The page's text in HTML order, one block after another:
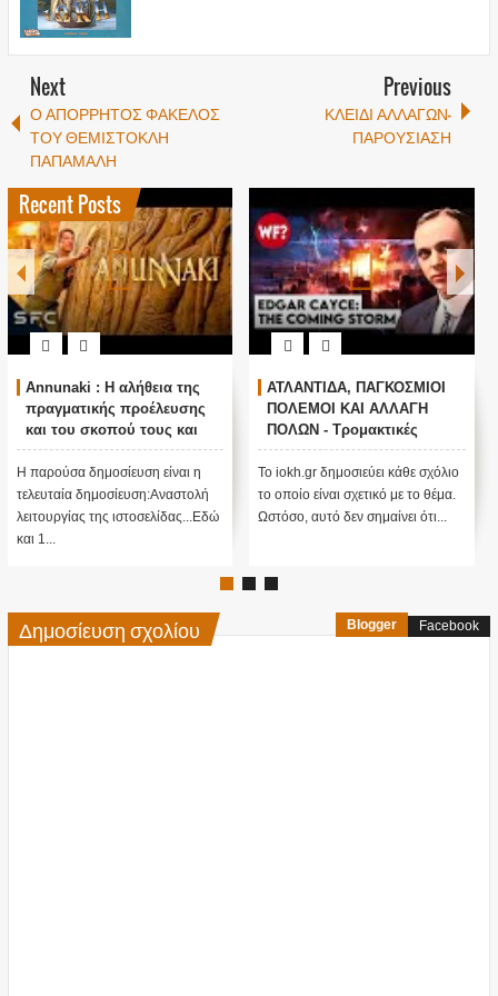
Next
Ο ΑΠΟΡΡΗΤΟΣ ΦΑΚΕΛΟΣ
ΤΟΥ ΘΕΜΙΣΤΟΚΛΗ
ΠΑΠΑΜΑΛΗ
Previous
ΚΛΕΙΔΙ ΑΛΛΑΓΩΝ-
ΠΑΡΟΥΣΙΑΣΗ
Recent Posts
Annunaki : Η αλήθεια της
πραγματικής προέλευσης
και του σκοπού τους και
αναστολή λειτουργίας μας
....
Η παρούσα δημοσίευση είναι η
τελευταία δημοσίευση:Αναστολή
λειτουργίας της ιστοσελίδας...Εδώ
και 1...
ΑΤΛΑΝΤΙΔΑ, ΠΑΓΚΟΣΜΙΟΙ
ΠΟΛΕΜΟΙ ΚΑΙ ΑΛΛΑΓΗ
ΠΟΛΩΝ - Τρομακτικές
προβλέψεις του Edgar
Cayce (Video)
Το iokh.gr δημοσιεύει κάθε σχόλιο
το οποίο είναι σχετικό με το θέμα.
Ωστόσο, αυτό δεν σημαίνει ότι...
Δημοσίευση σχολίου Blogger Facebook